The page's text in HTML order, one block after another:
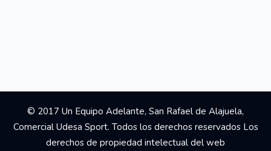
© 2017 Un Equipo Adelante, San Rafael de Alajuela,
Comercial Udesa Sport. Todos los derechos reservados Los
derechos de propiedad intelectual del web